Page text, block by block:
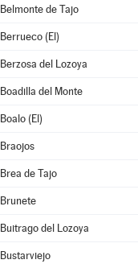
Belmonte de Tajo
Berrueco (El)
Berzosa del Lozoya
Boadilla del Monte
Boalo (El)
Braojos
Brea de Tajo
Brunete
Buitrago del Lozoya
Bustarviejo